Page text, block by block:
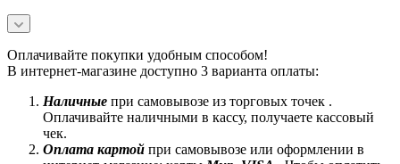
Оплачивайте покупки удобным способом!
В интернет-магазине доступно 3 варианта оплаты:
Наличные при самовывозе из торговых точек .
Оплачивайте наличными в кассу, получаете кассовый
чек.
Оплата картой при самовывозе или оформлении в